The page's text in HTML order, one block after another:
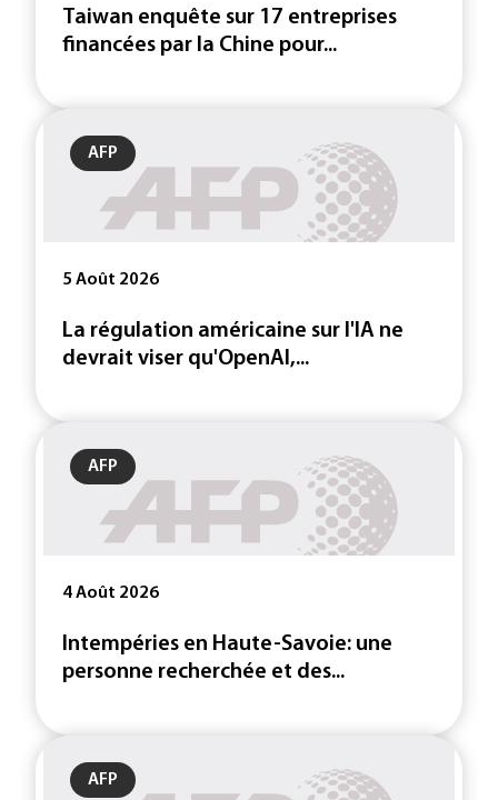
Taiwan enquête sur 17 entreprises
financées par la Chine pour...
AFP
5 Août 2026
La régulation américaine sur l'IA ne
devrait viser qu'OpenAI,...
AFP
4 Août 2026
Intempéries en Haute-Savoie: une
personne recherchée et des...
AFP